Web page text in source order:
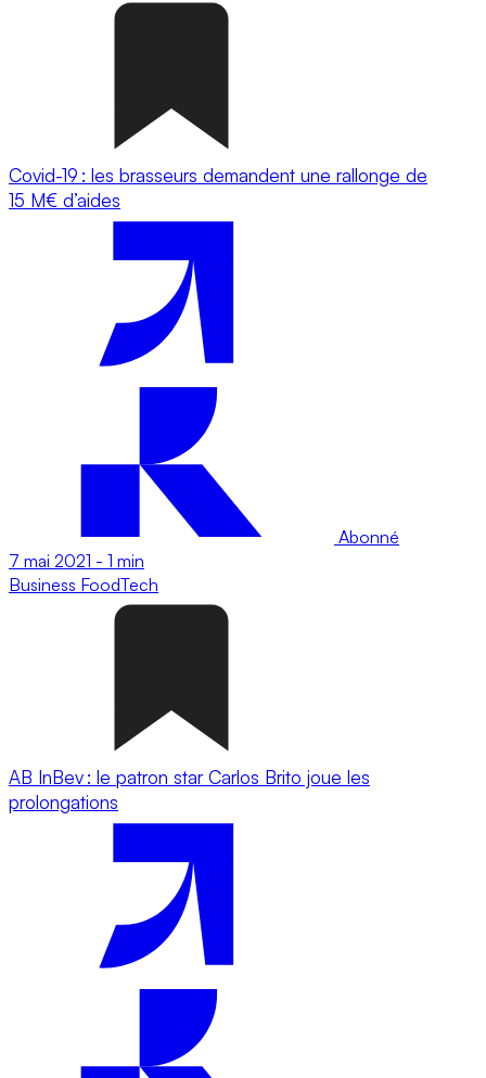
Covid-19 : les brasseurs demandent une rallonge de
15 M€ d’aides
Abonné
7 mai 2021 - 1 min
Business FoodTech
AB InBev : le patron star Carlos Brito joue les
prolongations